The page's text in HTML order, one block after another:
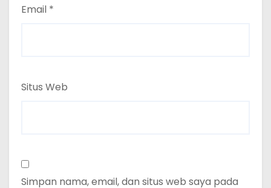
Email *
Situs Web
Simpan nama, email, dan situs web saya pada